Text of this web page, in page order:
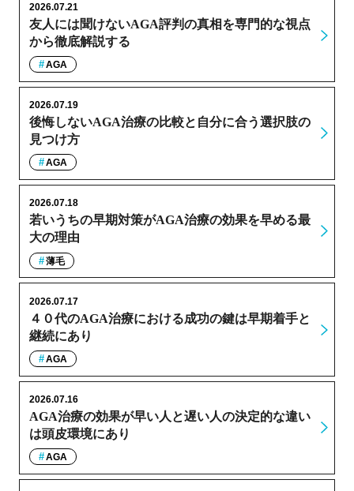
友人には聞けないAGA評判の真相を専門的な視点
から徹底解説する
2026.07.21
AGA
後悔しないAGA治療の比較と自分に合う選択肢の
見つけ方
2026.07.19
AGA
若いうちの早期対策がAGA治療の効果を早める最
大の理由
2026.07.18
薄毛
４０代のAGA治療における成功の鍵は早期着手と
継続にあり
2026.07.17
AGA
AGA治療の効果が早い人と遅い人の決定的な違い
は頭皮環境にあり
2026.07.16
AGA